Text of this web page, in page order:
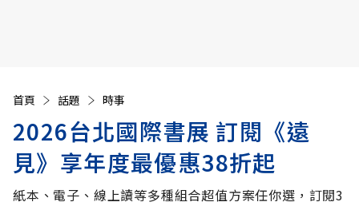
首頁 話題 時事
2026台北國際書展 訂閱《遠
見》享年度最優惠38折起
紙本、電子、線上讀等多種組合超值方案任你選，訂閱3